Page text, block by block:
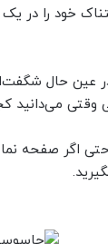
خود را در
می‌دانید
صفحه نمایش